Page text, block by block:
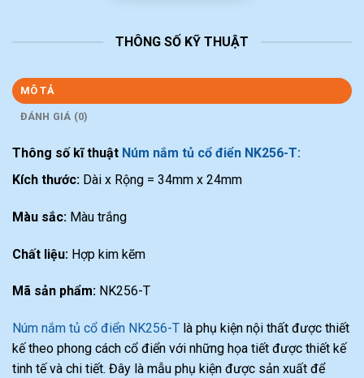
THÔNG SỐ KỸ THUẬT
MÔ TẢ
ĐÁNH GIÁ (0)
Thông số kĩ thuật Núm nắm tủ cổ điển NK256-T:
Kích thước: Dài x Rộng = 34mm x 24mm
Màu sắc: Màu trắng
Chất liệu: Hợp kim kẽm
Mã sản phẩm: NK256-T
Núm nắm tủ cổ điển NK256-T là phụ kiện nội thất được thiết
kế theo phong cách cổ điển với những họa tiết được thiết kế
tinh tế và chi tiết. Đây là mẫu phụ kiện được sản xuất để